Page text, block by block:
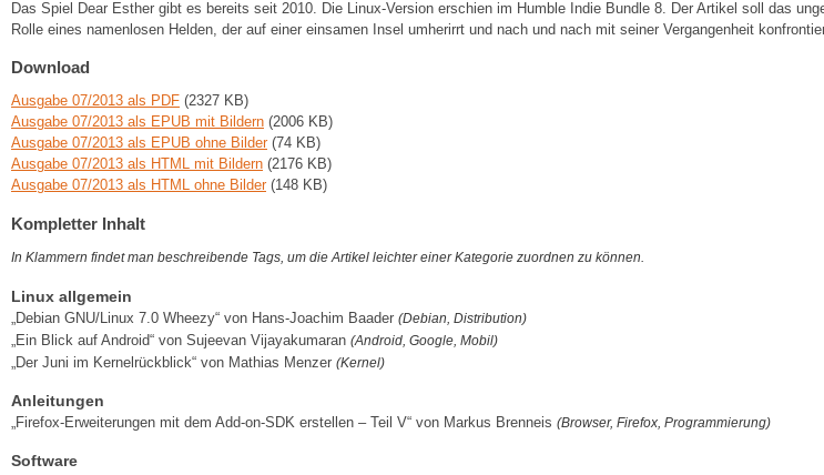
Das Spiel Dear Esther gibt es bereits seit 2010. Die Linux-Version erschien im Humble Indie Bundle 8. Der Artikel soll das
Rolle eines namenlosen Helden, der auf einer einsamen Insel umherirrt und nach und nach mit seiner Vergangenheit
Download
Ausgabe 07/2013 als PDF (2327 KB)
Ausgabe 07/2013 als EPUB mit Bildern (2006 KB)
Ausgabe 07/2013 als EPUB ohne Bilder(74 KB)
Ausgabe 07/2013 als HTML mit Bildern (2176 KB)
Ausgabe 07/2013 als HTML ohne Bilder(148 KB)
Kompletter Inhalt
In Klammern findet man beschreibende Tags, um die Artikel leichter einer Kategorie zuordnen zu können.
Linux allgemein
„Debian GNU/Linux 7.0 Wheezy“ von Hans-Joachim Baader (Debian, Distribution)
„Ein Blick auf Android“ von Sujeevan Vijayakumaran (Android, Google, Mobil)
„Der Juni im Kernelrückblick“ von Mathias Menzer (Kernel)
Anleitungen
„Firefox-Erweiterungen mit dem Add-on-SDK erstellen – Teil V“ von Markus Brenneis (Browser, Firefox, Programmierung)
Software